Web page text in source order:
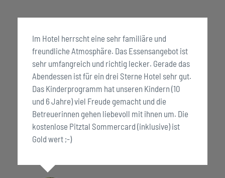
Gastfreundliches sauberes Hotel. Leckeres
Essen, tolle Wanderung mit Schnitzeljagd. Da
macht auch den Kindern wandern Spaß. Mit
Einkehr im Hochzeigerhaus (inklusive)
FAMILIE